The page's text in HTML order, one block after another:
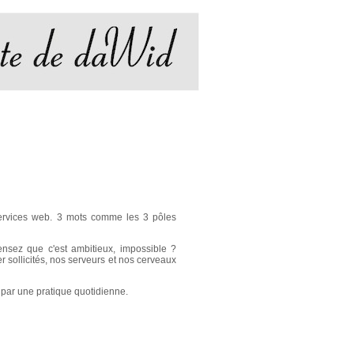
web. 3 mots comme les 3 pôles
que c'est ambitieux, impossible ?
sollicités, nos serveurs et nos cerveaux
une pratique quotidienne.